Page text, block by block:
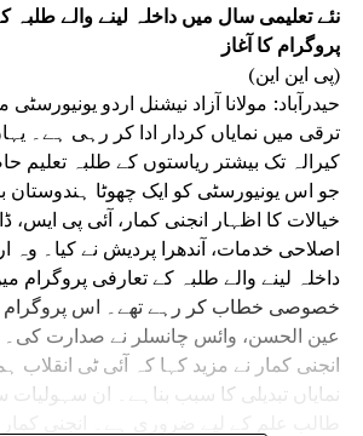
نئے تعلیمی سال میں داخلہ لینے والے طلبہ
پروگرام کا آغاز
(پی این این)
حیدرآباد: مولانا آزاد نیشنل اردو
ترقی میں نمایاں کردار ادا کر رہی ہے۔
کیرالہ تک بیشتر ریاستوں کے طلبہ تعلیم
جو اس یونیورسٹی کو ایک چھوٹا ہندوستان
خیالات کا اظہار انجنی کمار، آئی پی ایس،
اصلاحی خدمات، آندھرا پردیش نے کیا۔ وہ
داخلہ لینے والے طلبہ کے تعارفی پروگرام
خصوصی خطاب کر رہے تھے۔ اس پروگرام
عین الحسن، وائس چانسلر نے صدارت کی۔
انجنی کمار نے مزید کہا کہ آئی ٹی انقلاب
نمایاں تبدیلی کا سبب بناہے۔ ان سہولیات